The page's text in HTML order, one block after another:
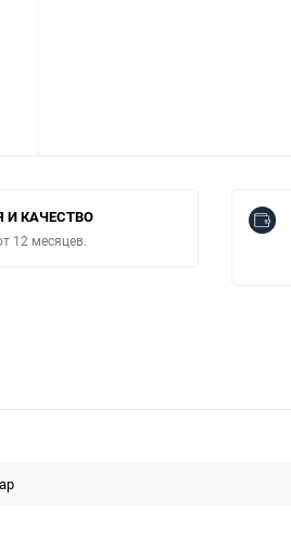
И КАЧЕСТВО
12 месяцев.